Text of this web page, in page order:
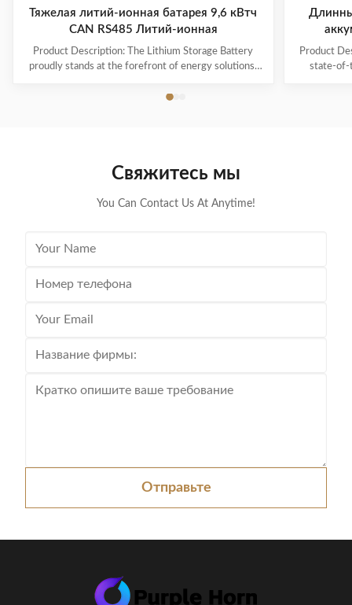
Тяжелая литий-ионная батарея 9,6 кВтч
CAN RS485 Литий-ионная
Product Description: The Lithium Storage Battery
proudly stands at the forefront of energy solutions,
caters to a multitude of applications. This battery is
ensuring that the battery is delivered in optimal
Product
state-of-
Свяжитесь мы
You Can Contact Us At Anytime!
Отправьте